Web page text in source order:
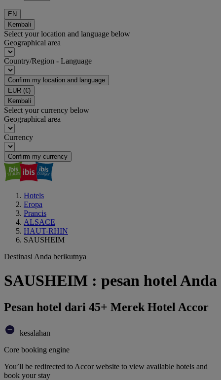
EN
Kembali
Select your location and language below
Geographical area
Country/Region - Language
Confirm my location and language
EUR (€)
Kembali
Select your currency below
Geographical area
Currency
Confirm my currency
Hotels
Eropa
Prancis
ALSACE
HAUT-RHIN
SAUSHEIM
Destinasi Anda berikutnya
SAUSHEIM : pesan hotel Anda
Pesan hotel dari 45+ Merek Hotel Accor
kesalahan
Core booking engine
You’ll be redirected to Accor website to view available hotels and
book your stay